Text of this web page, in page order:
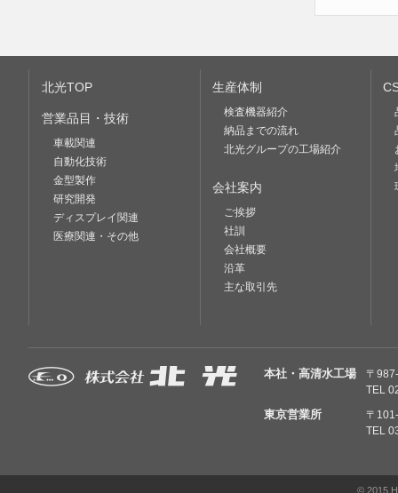
北光TOP
営業品目・技術
車載関連
自動化技術
金型製作
研究開発
ディスプレイ関連
医療関連・その他
生産体制
検査機器紹介
納品までの流れ
北光グループの工場紹介
会社案内
ご挨拶
社訓
会社概要
沿革
主な取引先
本社・高清水工場
〒
TEL
東京営業所
〒
TEL
© 2015